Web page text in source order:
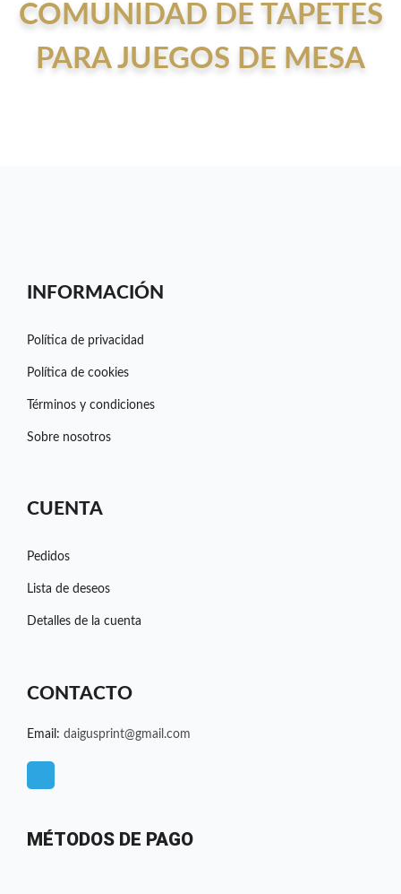
COMUNIDAD DE TAPETES
PARA JUEGOS DE MESA
INFORMACIÓN
Política de privacidad
Política de cookies
Términos y condiciones
Sobre nosotros
CUENTA
Pedidos
Lista de deseos
Detalles de la cuenta
CONTACTO
Email: daigusprint@gmail.com
e
e
g
MÉTODOS DE PAGO